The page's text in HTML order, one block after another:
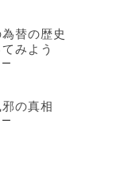
替の歴史
みよう
の真相